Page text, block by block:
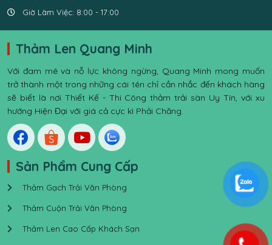
Giờ Làm Việc: 8:00 - 17:00
Thảm Len Quang Minh
Với đam mê và nỗ lực không ngừng, Quang Minh mong muốn
trở thành một trong những cái tên chỉ cần nhắc đến khách hàng
sẽ biết là nơi Thiết Kế - Thi Công thảm trải sàn Uy Tín, với xu
hướng Hiện Đại với giá cả cực kì Phải Chăng.
Sản Phẩm Cung Cấp
Thảm Gạch Trải Văn Phòng
Thảm Cuộn Trải Văn Phòng
Thảm Len Cao Cấp Khách Sạn